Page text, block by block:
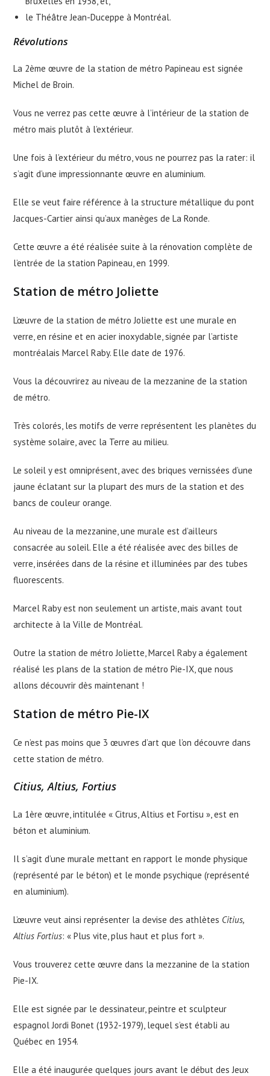
le Théâtre Jean-Duceppe à Montréal.
Révolutions
La 2ème œuvre de la station de métro Papineau est signée
Michel de Broin.
Vous ne verrez pas cette œuvre à l’intérieur de la station de
métro mais plutôt à l’extérieur.
Une fois à l’extérieur du métro, vous ne pourrez pas la rater: il
s’agit d’une impressionnante œuvre en aluminium.
Elle se veut faire référence à la structure métallique du pont
Jacques-Cartier ainsi qu’aux manèges de La Ronde.
Cette œuvre a été réalisée suite à la rénovation complète de
l’entrée de la station Papineau, en 1999.
Station de métro Joliette
L’œuvre de la station de métro Joliette est une murale en
verre, en résine et en acier inoxydable, signée par l’artiste
montréalais Marcel Raby. Elle date de 1976.
Vous la découvrirez au niveau de la mezzanine de la station
de métro.
Très colorés, les motifs de verre représentent les planètes du
système solaire, avec la Terre au milieu.
Le soleil y est omniprésent, avec des briques vernissées d’une
jaune éclatant sur la plupart des murs de la station et des
bancs de couleur orange.
Au niveau de la mezzanine, une murale est d’ailleurs
consacrée au soleil. Elle a été réalisée avec des billes de
verre, insérées dans de la résine et illuminées par des tubes
fluorescents.
Marcel Raby est non seulement un artiste, mais avant tout
architecte à la Ville de Montréal.
Outre la station de métro Joliette, Marcel Raby a également
réalisé les plans de la station de métro Pie-IX, que nous
allons découvrir dès maintenant !
Station de métro Pie-IX
Ce n’est pas moins que 3 œuvres d’art que l’on découvre dans
cette station de métro.
Citius, Altius, Fortius
La 1ère œuvre, intitulée « Citrus, Altius et Fortisu », est en
béton et aluminium.
Il s’agit d’une murale mettant en rapport le monde physique
(représenté par le béton) et le monde psychique (représenté
en aluminium).
L’œuvre veut ainsi représenter la devise des athlètes Citius,
Altius Fortius: « Plus vite, plus haut et plus fort ».
Vous trouverez cette œuvre dans la mezzanine de la station
Pie-IX.
Elle est signée par le dessinateur, peintre et sculpteur
espagnol Jordi Bonet (1932-1979), lequel s’est établi au
Québec en 1954.
Elle a été inaugurée quelques jours avant le début des Jeux